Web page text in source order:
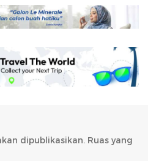
dipublikasikan. Ruas yang